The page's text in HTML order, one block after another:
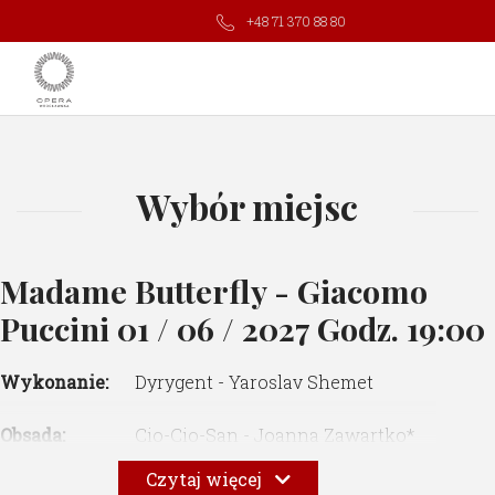
+48 71 370 88 80
Wybór miejsc
Madame Butterfly - Giacomo
Puccini 01 / 06 / 2027 Godz. 19:00
Wykonanie: Dyrygent - Yaroslav Shemet
Obsada:
Cio-Cio-San - Joanna Zawartko*
Pinkerton - Rafał Bartmiński*
Suzuki - Barbara Bagińska
Czytaj więcej